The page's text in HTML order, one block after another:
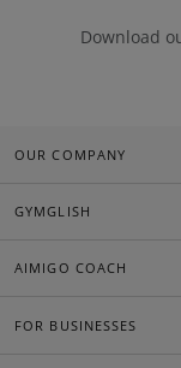
Download
OUR COMPANY
GYMGLISH
AIMIGO COACH
FOR BUSINESSES